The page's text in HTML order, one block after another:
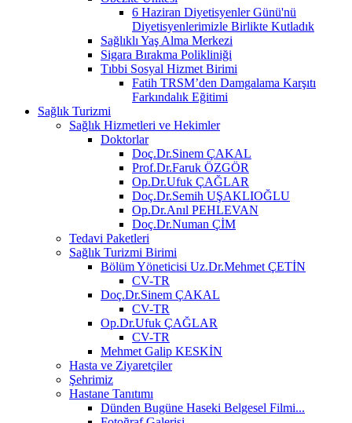
6 Haziran Diyetisyenler Günü'nü
Diyetisyenlerimizle Birlikte Kutladık
Sağlıklı Yaş Alma Merkezi
Sigara Bırakma Polikliniği
Tıbbi Sosyal Hizmet Birimi
Fatih TRSM’den Damgalama Karşıtı
Farkındalık Eğitimi
Sağlık Turizmi
Sağlık Hizmetleri ve Hekimler
Doktorlar
Doç.Dr.Sinem ÇAKAL
Prof.Dr.Faruk ÖZGÖR
Op.Dr.Ufuk ÇAĞLAR
Doç.Dr.Semih UŞAKLIOĞLU
Op.Dr.Anıl PEHLEVAN
Doç.Dr.Numan ÇİM
Tedavi Paketleri
Sağlık Turizmi Birimi
Bölüm Yöneticisi Uz.Dr.Mehmet ÇETİN
CV-TR
Doç.Dr.Sinem ÇAKAL
CV-TR
Op.Dr.Ufuk ÇAĞLAR
CV-TR
Mehmet Galip KESKİN
Hasta ve Ziyaretçiler
Şehrimiz
Hastane Tanıtımı
Dünden Bugüne Haseki Belgesel Filmi...